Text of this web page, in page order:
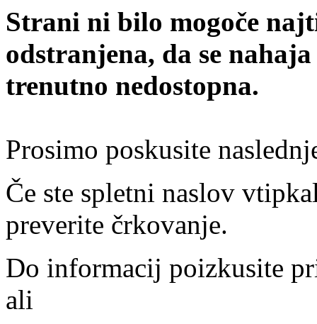
Strani ni bilo mogoče
odstranjena, da se
trenutno nedostopna.
Prosimo poskusite
Če ste spletni naslov
preverite črkovanje.
Do informacij poizkusite
ali